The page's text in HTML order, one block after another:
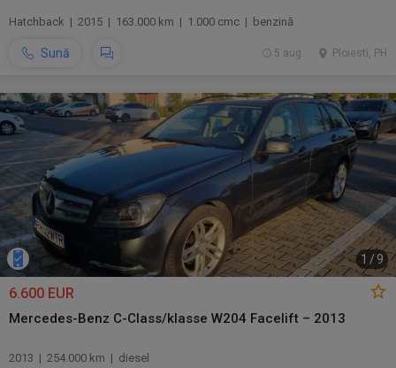
Hatchback | 2015 | 163.000 km | 1.000 cmc | benzină
Sună Ploiesti, PH
5 aug.
1 /9
6.600 EUR
Mercedes-Benz C-Class/klasse W204 Facelift – 2013
2013 | 254.000 km | diesel